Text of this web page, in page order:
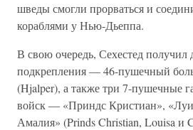
шведы смогли прорваться и
кораблями у Нью-Дьеппа.
В свою очередь, Сехестед получил
подкрепления — 46-пушечный
(Hjalper), а также три 7-пушечные
войск — «Приндс Кристиан»,
Амалия» (Prinds Christian, Louisa и